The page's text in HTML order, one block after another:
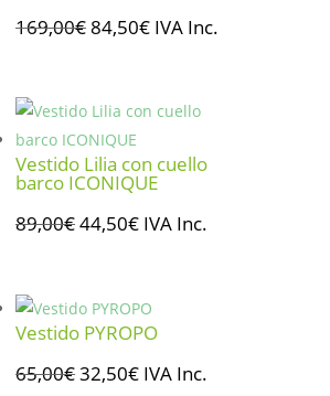
169,00€ El
era:
169,00€.
84,50€El
es:
IVA Inc.
Vestido Lilia con cuello
barco ICONIQUE
89,00€El
era:
89,00€.
44,50€El
es:
44,50€.
IVA Inc.
Vestido PYROPO
65,00€El
32,50€ElIVA Inc.